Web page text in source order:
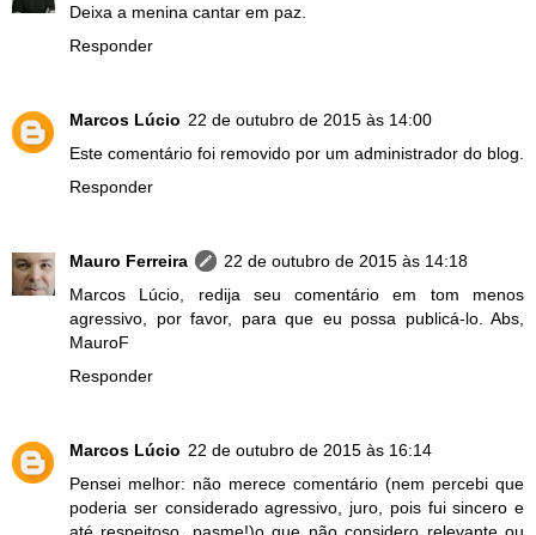
Deixa a menina cantar em paz.
Responder
Marcos Lúcio 22 de outubro de 2015 às 14:00
Este comentário foi removido por um administrador do blog.
Responder
Mauro Ferreira
22 de outubro de 2015 às 14:18
Marcos Lúcio, redija seu comentário em tom menos
agressivo, por favor, para que eu possa publicá-lo. Abs,
MauroF
Responder
Marcos Lúcio 22 de outubro de 2015 às 16:14
Pensei melhor: não merece comentário (nem percebi que
poderia ser considerado agressivo, juro, pois fui sincero e